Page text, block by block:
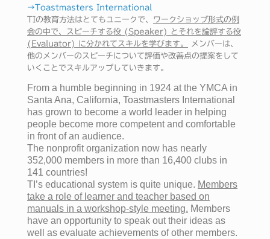
→Toastmasters International
TIの教育方法はとてもユニークで、 ワークショップ形式の例
会の中で、スピーチする役 (Speaker) とそれを論評する役
(Evaluator) に分かれてスキルを学びます。
メンバーは、
他のメンバーのスピーチについて評価や改善点の提案をして
いくことでスキルアップしていきます。
From a humble beginning in 1924 at the YMCA in
Santa Ana, California, Toastmasters International
has grown to become a world leader in helping
people become more competent and comfortable
in front of an audience.
The nonprofit organization now has nearly
352,000 members in more than 16,400 clubs in
141 countries!
TI’s educational system is quite unique. Members
take a role of learner and teacher based on
manuals in a workshop-style meeting. Members
have an opportunity to speak out their ideas as
well as evaluate achievements of other members.